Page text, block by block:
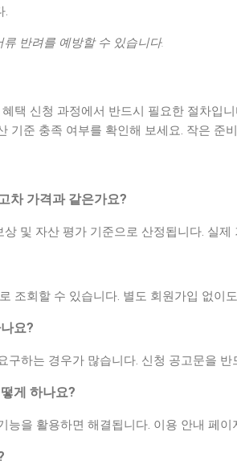
.
반려를 예방할 수 있습니다.
택 신청 과정에서 반드시 필요한 절차입
기준 충족 여부를 확인해 보세요. 작은 준
차 가격과 같은가요?
및 자산 평가 기준으로 산정됩니다. 실
조회할 수 있습니다. 별도 회원가입 없이
요?
구하는 경우가 많습니다. 신청 공고문을 반
게 하나요?
능을 활용하면 해결됩니다. 이용 안내 페이